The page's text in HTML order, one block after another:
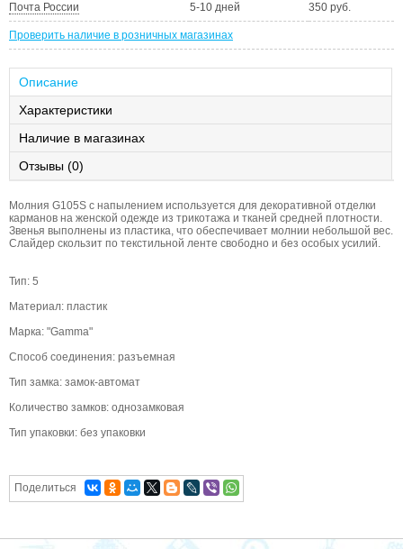
Почта России 5-10 дней 350 руб.
Проверить наличие в розничных магазинах
Описание
Характеристики
Наличие в магазинах
Отзывы (0)
Молния G105S с напылением используется для декоративной отделки
карманов на женской одежде из трикотажа и тканей средней плотности.
Звенья выполнены из пластика, что обеспечивает молнии небольшой вес.
Слайдер скользит по текстильной ленте свободно и без особых усилий.
Тип: 5
Материал: пластик
Марка: "Gamma"
Способ соединения: разъемная
Тип замка: замок-автомат
Количество замков: однозамковая
Тип упаковки: без упаковки
Поделиться